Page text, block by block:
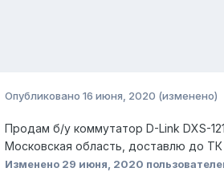
Опубликовано 16 июня, 2020 (изменено)
Продам б/у коммутатор D-Link DXS-
Московская область, доставлю до
Изменено 29 июня, 2020